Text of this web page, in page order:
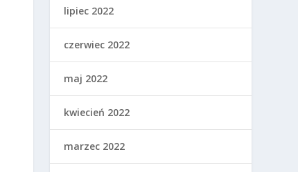
lipiec 2022
czerwiec 2022
maj 2022
kwiecień 2022
marzec 2022